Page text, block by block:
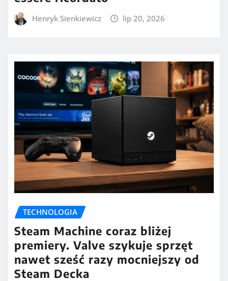
Henryk Sienkiewicz lip 20, 2026
TECHNOLOGIA
Steam Machine coraz bliżej
premiery. Valve szykuje sprzęt
nawet sześć razy mocniejszy od
Steam Decka